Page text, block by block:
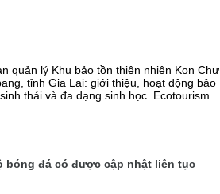
quản lý Khu bảo tồn thiên nhiên Kon Chư
tỉnh Gia Lai: giới thiệu, hoạt động bảo
thái và đa dạng sinh học. Ecotourism
bóng đá có được cập nhật liên tục